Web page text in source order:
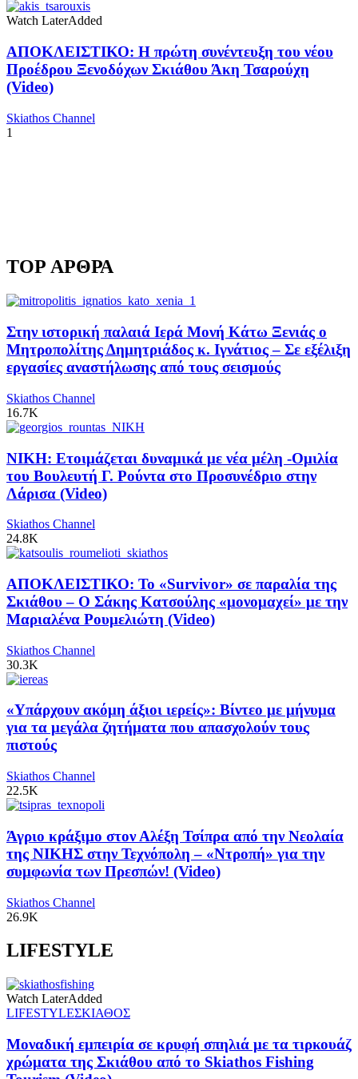
Watch LaterAdded
ΑΠΟΚΛΕΙΣΤΙΚΟ: Η πρώτη συνέντευξη του νέου
Προέδρου Ξενοδόχων Σκιάθου Άκη Τσαρούχη
(Video)
Skiathos Channel
1
TOP ΑΡΘΡΑ
Στην ιστορική παλαιά Ιερά Μονή Κάτω Ξενιάς ο
Μητροπολίτης Δημητριάδος κ. Ιγνάτιος – Σε εξέλιξη
εργασίες αναστήλωσης από τους σεισμούς
Skiathos Channel
16.7K
ΝΙΚΗ: Ετοιμάζεται δυναμικά με νέα μέλη -Ομιλία
του Βουλευτή Γ. Ρούντα στο Προσυνέδριο στην
Λάρισα (Video)
Skiathos Channel
24.8K
ΑΠΟΚΛΕΙΣΤΙΚΟ: Το «Survivor» σε παραλία της
Σκιάθου – Ο Σάκης Κατσούλης «μονομαχεί» με την
Μαριαλένα Ρουμελιώτη (Video)
Skiathos Channel
30.3K
«Υπάρχουν ακόμη άξιοι ιερείς»: Βίντεο με μήνυμα
για τα μεγάλα ζητήματα που απασχολούν τους
πιστούς
Skiathos Channel
22.5K
Άγριο κράξιμο στον Αλέξη Τσίπρα από την Νεολαία
της ΝΙΚΗΣ στην Τεχνόπολη – «Ντροπή» για την
συμφωνία των Πρεσπών! (Video)
Skiathos Channel
26.9K
LIFESTYLE
Watch LaterAdded
LIFESTYLEΣΚΙΑΘΟΣ
Μοναδική εμπειρία σε κρυφή σπηλιά με τα τιρκουάζ
χρώματα της Σκιάθου από το Skiathos Fishing